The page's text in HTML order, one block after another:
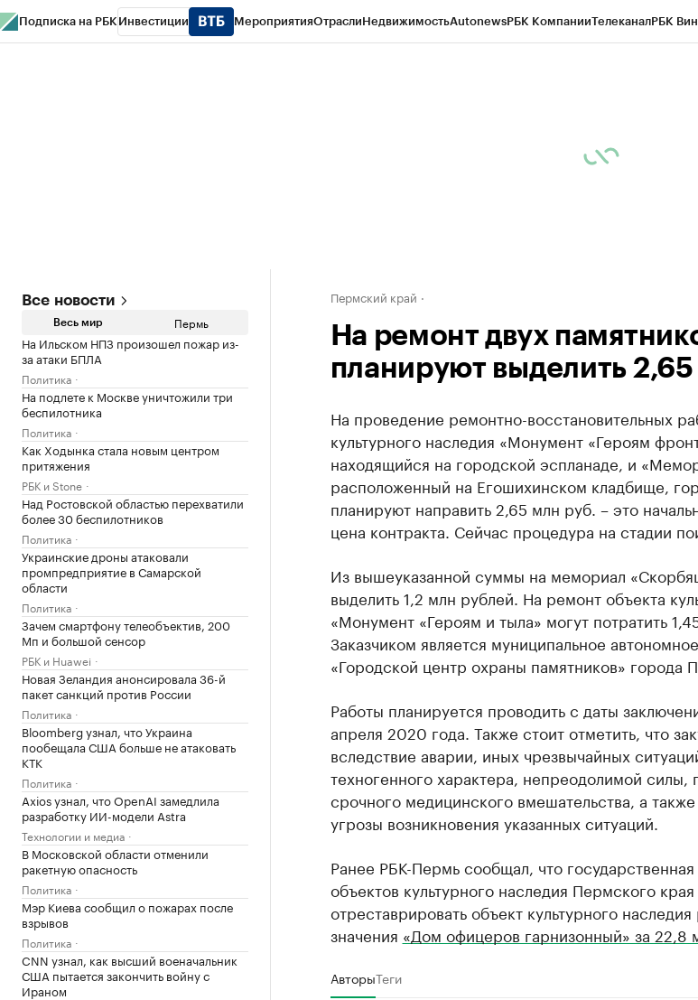
Подписка на РБК Инвестиции МероприятияОтраслиНедвижимостьAutonewsРБК КомпанииТелеканалРБК
Все новости
Весь мир Пермь
На Ильском НПЗ произошел пожар из-
за атаки БПЛА
Политика
На подлете к Москве уничтожили три
беспилотника
Политика
Как Ходынка стала новым центром
притяжения
РБК и Stone
Над Ростовской областью перехватили
более 30 беспилотников
Политика
Украинские дроны атаковали
промпредприятие в Самарской
области
Политика
Зачем смартфону телеобъектив, 200
Мп и большой сенсор
РБК и Huawei
Новая Зеландия анонсировала 36-й
пакет санкций против России
Политика
Bloomberg узнал, что Украина
пообещала США больше не атаковать
КТК
Политика
Axios узнал, что OpenAI замедлила
разработку ИИ-модели Astra
Технологии и медиа
В Московской области отменили
ракетную опасность
Политика
Мэр Киева сообщил о пожарах после
взрывов
Политика
CNN узнал, как высший военачальник
США пытается закончить войну с
Ираном
Пермский край
На ремонт двух
планируют выделить
На проведение ремонтно-восстановительных
культурного наследия «Монумент «Героям
находящийся на городской эспланаде, и
расположенный на Егошихинском кладбище,
планируют направить 2,65 млн руб. – это
цена контракта. Сейчас процедура на стадии
Из вышеуказанной суммы на мемориал
выделить 1,2 млн рублей. На ремонт объекта
«Монумент «Героям и тыла» могут потратить
Заказчиком является муниципальное
«Городской центр охраны памятников» города
Работы планируется проводить с даты
апреля 2020 года. Также стоит отметить, что
вследствие аварии, иных чрезвычайных
техногенного характера, непреодолимой силы,
срочного медицинского вмешательства, а
угрозы возникновения указанных ситуаций.
Ранее РБК-Пермь сообщал, что
объектов культурного наследия Пермского
отреставрировать объект культурного
значения «Дом офицеров гарнизонный» за 22,8
АвторыТеги